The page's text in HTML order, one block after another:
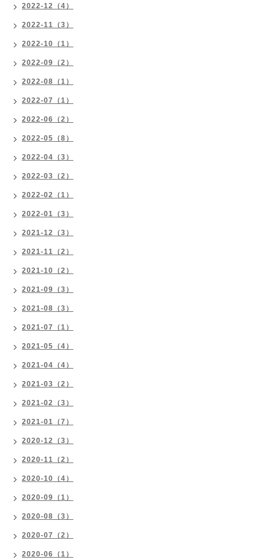
2022-12（4）
2022-11（3）
2022-10（1）
2022-09（2）
2022-08（1）
2022-07（1）
2022-06（2）
2022-05（8）
2022-04（3）
2022-03（2）
2022-02（1）
2022-01（3）
2021-12（3）
2021-11（2）
2021-10（2）
2021-09（3）
2021-08（3）
2021-07（1）
2021-05（4）
2021-04（4）
2021-03（2）
2021-02（3）
2021-01（7）
2020-12（3）
2020-11（2）
2020-10（4）
2020-09（1）
2020-08（3）
2020-07（2）
2020-06（1）